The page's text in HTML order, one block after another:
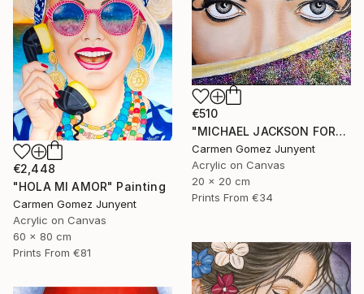
€2,448
"HOLA MI AMOR" Painting
Carmen Gomez Junyent
Acrylic on Canvas
60 x 80 cm
Prints From €81
€510
"MICHAEL JACKSON FOREVER" Painting
Carmen Gomez Junyent
Acrylic on Canvas
20 x 20 cm
Prints From €34